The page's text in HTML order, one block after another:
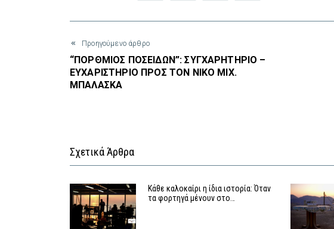
Προηγούμενο άρθρο
“ΠΟΡΘΜΙΟΣ ΠΟΣΕΙΔΩΝ”: ΣΥΓΧΑΡΗΤΗΡΙΟ –
ΕΥΧΑΡΙΣΤΗΡΙΟ ΠΡΟΣ ΤΟΝ ΝΙΚΟ ΜΙΧ.
ΜΠΑΛΑΣΚΑ
Σχετικά Άρθρα
Κάθε καλοκαίρι η ίδια ιστορία: Όταν
τα φορτηγά μένουν στο…